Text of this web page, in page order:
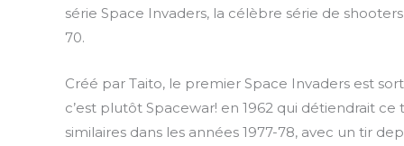
série Space Invaders, la célèbre série de
70.
Créé par Taito, le premier Space Invaders est
c’est plutôt Spacewar! en 1962 qui détiendrait
similaires dans les années 1977-78, avec un tir